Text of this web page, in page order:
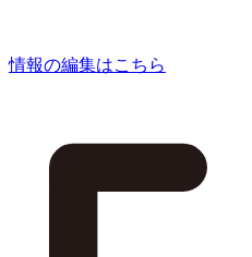
情報の編集はこちら